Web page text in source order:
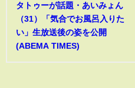
タトゥーが話題・あいみょん
（31）「気合でお風呂入りた
い」生放送後の姿を公開
(ABEMA TIMES)